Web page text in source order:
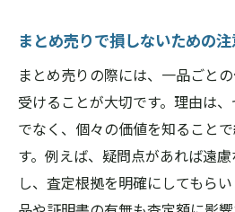
まとめ売りで損しないための
まとめ売りの際には、一品ごと
受けることが大切です。理由は
でなく、個々の価値を知ること
す。例えば、疑問点があれば遠
し、査定根拠を明確にしてもら